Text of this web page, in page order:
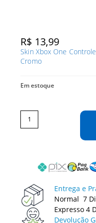
R$ 13,99
Skin Xbox One
Cromo
Em estoque
Skin
Xbox
One
Controle
Pelicula
Entrega e
Normal 7
Expresso 4
Devolução